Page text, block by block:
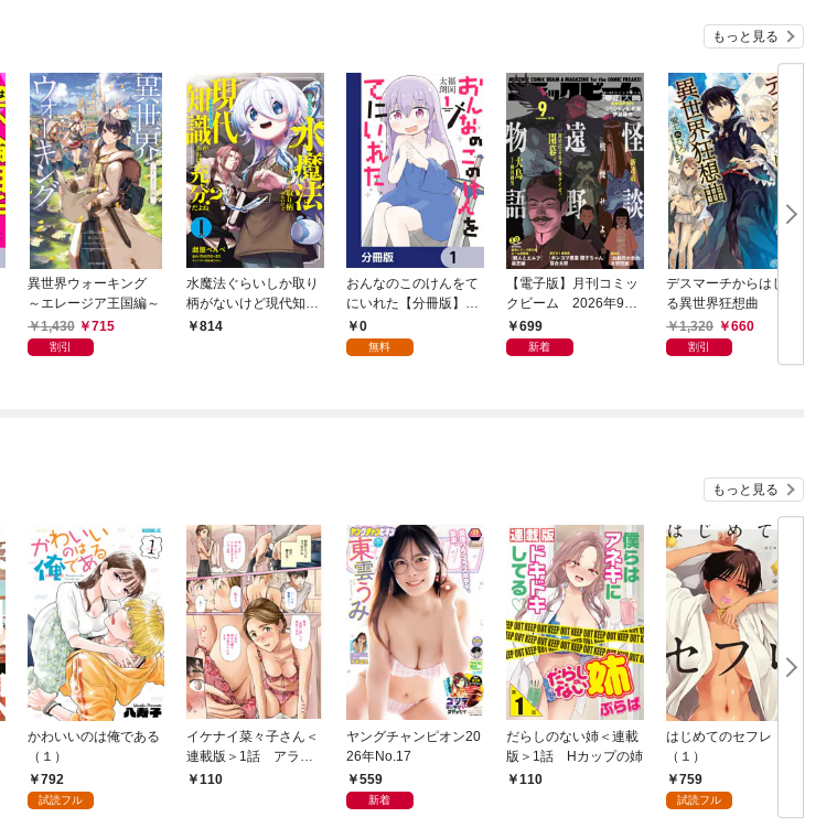
もっと見る
異世界ウォーキング
～エレージア王国編～
1,430
715
割引
水魔法ぐらいしか取り
柄がないけど現代知識
があれば充分だよね？
814
おんなのこのけんをて
にいれた【分冊版】
1 0
無料
【電子版】月刊コミッ
クビーム 2026年9月
号699
新着
デスマーチからはじま
る異世界狂想曲
1,320
660
割引
もっと見る
かわいいのは俺である
（１）
792
試読フル
イケナイ菜々子さん＜
連載版＞1話 アラフ
ォー女神と初体験
110
ヤングチャンピオン20
26年No.17
559
新着
だらしのない姉＜連載
版＞1話 Hカップの姉
110
はじめてのセフレ
（１）
759
試読フル